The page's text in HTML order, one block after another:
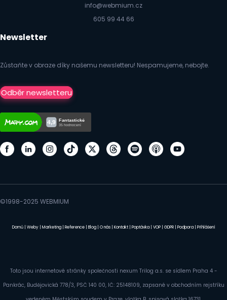
info@webmium.cz
605 99 44 66
Newsletter
Zůstaňte v obraze díky našemu newsletteru! Nespamujeme, nebojte.
Odběr newsletteru
©1998-2025 WEBMIUM
Domů Weby Marketing Reference Blog O nás Kontakt Poptávka VOP GDPR Podpora Přihlášení
Toto jsou internetové stránky společnosti nexum Trilog a.s. se sídlem Praha 4 -
Pankrác, Budějovická 778/3, PSČ 140 00, IČ: 25148109, zapsané v obchodním rejstříku